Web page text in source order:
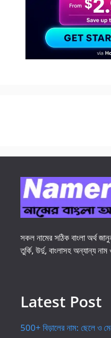
সকল নামের সঠিক বাংলা অর্থ
তুর্কি, উর্দু, বাংলাসহ অন্যান্য
Latest Post
500+ বিড়ালের নাম: ছেলে ও